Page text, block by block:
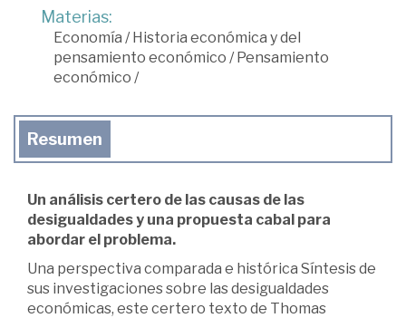
Materias:
Economía /Historia económica y del
pensamiento económico /Pensamiento
económico /
Resumen
Un análisis certero de las causas de las
desigualdades y una propuesta cabal para
abordar el problema.
Una perspectiva comparada e histórica Síntesis de
sus investigaciones sobre las desigualdades
económicas, este certero texto de Thomas